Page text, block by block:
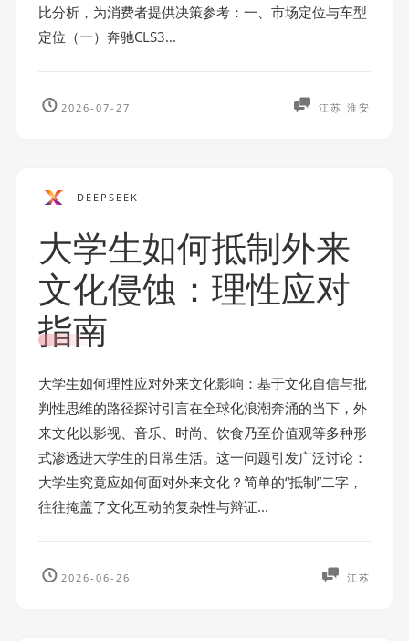
比分析，为消费者提供决策参考：一、市场定位与车型
定位（一）奔驰CLS3...
2026-07-27 江苏 淮安
DEEPSEEK
大学生如何抵制外来
文化侵蚀：理性应对
指南
大学生如何理性应对外来文化影响：基于文化自信与批
判性思维的路径探讨引言在全球化浪潮奔涌的当下，外
来文化以影视、音乐、时尚、饮食乃至价值观等多种形
式渗透进大学生的日常生活。这一问题引发广泛讨论：
大学生究竟应如何面对外来文化？简单的“抵制”二字，
往往掩盖了文化互动的复杂性与辩证...
2026-06-26 江苏